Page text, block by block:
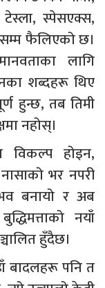
स्पेसएक्स,
फैलिएको छ।
लागि
शब्दहरू थिए
हुन्छ, तब तिमी
नहोस्।
विकल्प होइन,
भर नपरी
बनायो र अब
नयाँ
हुँदैछ।
बादलहरू पनि त